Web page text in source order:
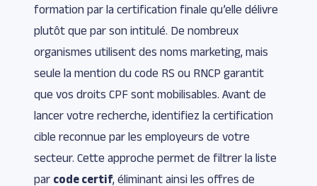
formation par la certification finale qu’elle délivre
plutôt que par son intitulé. De nombreux
organismes utilisent des noms marketing, mais
seule la mention du code RS ou RNCP garantit
que vos droits CPF sont mobilisables. Avant de
lancer votre recherche, identifiez la certification
cible reconnue par les employeurs de votre
secteur. Cette approche permet de filtrer la liste
par code certif, éliminant ainsi les offres de